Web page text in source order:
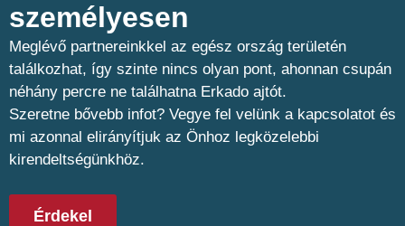
személyesen​
Meglévő partnereinkkel az egész ország területén
találkozhat, így szinte nincs olyan pont, ahonnan csupán
néhány percre ne találhatna Erkado ajtót.
Szeretne bővebb infot? Vegye fel velünk a kapcsolatot és
mi azonnal elirányítjuk az Önhoz legközelebbi
kirendeltségünkhöz.
Érdekel